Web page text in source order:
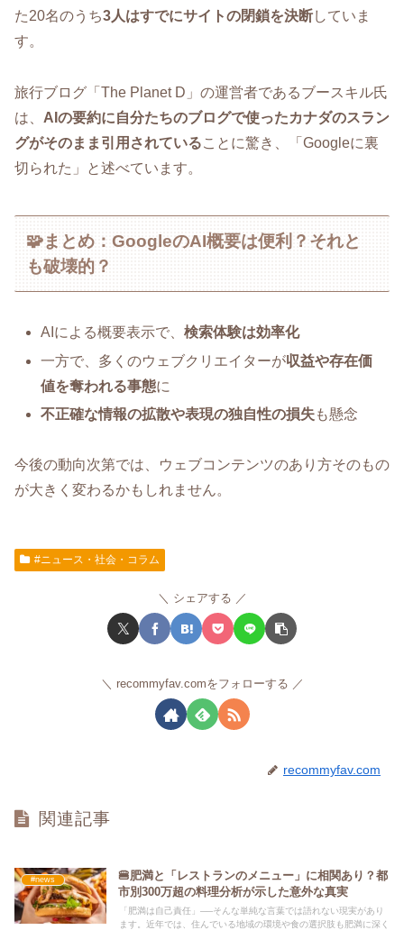
た20名のうち3人はすでにサイトの閉鎖を決断していま
す。
旅行ブログ「The Planet D」の運営者であるブースキル氏
は、 AIの要約に自分たちのブログで使ったカナダのスラン
グがそのまま引用されていることに驚き、「Googleに裏
切られた」と述べています。
🧩まとめ：GoogleのAI概要は便利？それと
も破壊的？
AIによる概要表示で、検索体験は効率化
一方で、多くのウェブクリエイターが収益や存在価
値を奪われる事態に
不正確な情報の拡散や表現の独自性の損失も懸念
今後の動向次第では、ウェブコンテンツのあり方そのもの
が大きく変わるかもしれません。
#ニュース・社会・コラム
シェアする
recommyfav.comをフォローする
recommyfav.com
関連記事
#news
🍔肥満と「レストランのメニュー」に相関あり？都
市別300万超の料理分析が示した意外な真実
「肥満は自己責任」──そんな単純な言葉では語れない現実があり
ます。近年では、住んでいる地域の環境や食の選択肢も肥満に深く